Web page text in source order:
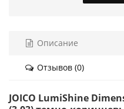
Описание
Отзывов (0)
JOICO LumiShine